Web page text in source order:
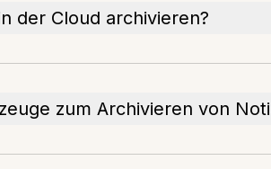
der Cloud archivieren?
zum Archivieren von